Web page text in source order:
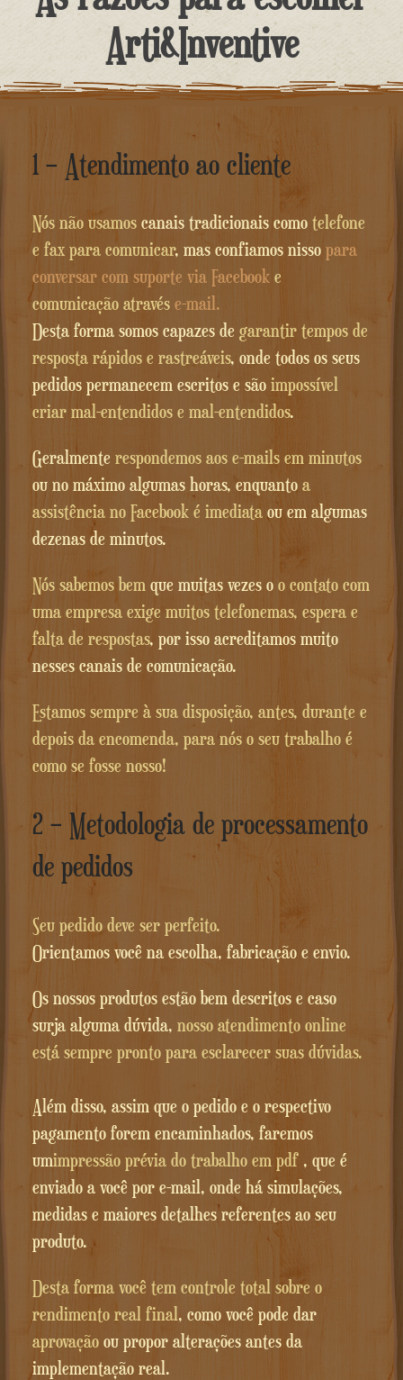
conteúdo
Arti&Inventive
1 – Atendimento ao cliente
Nós não usamoscanais tradicionais como telefone
e fax para comunicar, mas confiamos nisso para
conversar com suporte via Facebooke
comunicação através e-mail.
Desta forma somos capazes de garantir tempos de
resposta rápidos e rastreáveis, onde todos os seus
pedidos permanecem escritos e são impossível
criar mal-entendidos e mal-entendidos.
Geralmente respondemos aos e-mails em minutos
ou no máximo algumas horas, enquanto a
assistência no Facebook é imediataou em algumas
dezenas de minutos.
Nós sabemos bemque muitas vezes o o contato com
uma empresa exige muitos telefonemas, espera e
falta de respostas, por isso acreditamos muito
nesses canais de comunicação.
Estamos sempre à sua disposição, antes, durante e
depois da encomenda, para nós o seu trabalho é
como se fosse nosso!
2 – Metodologia de processamento
de pedidos
Seu pedido deve ser perfeito.
Orientamos você na escolha, fabricação e envio.
Os nossos produtos estão bem descritos e caso
surja alguma dúvida, nosso atendimento online
está sempre pronto para esclarecer suas dúvidas.
Além disso, assim que o pedido e o respectivo
pagamento forem encaminhados, faremos
umimpressão prévia do trabalho em pdf, que é
enviado a você por e-mail, onde há simulações,
medidas e maiores detalhes referentes ao seu
produto.
Desta forma você tem controle total sobre o
rendimento real final, como você pode dar
aprovaçãoou propor alterações antes da
implementação real.